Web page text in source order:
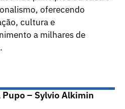
oferecendo
cultura e
a milhares de
Pupo – Sylvio Alkimin